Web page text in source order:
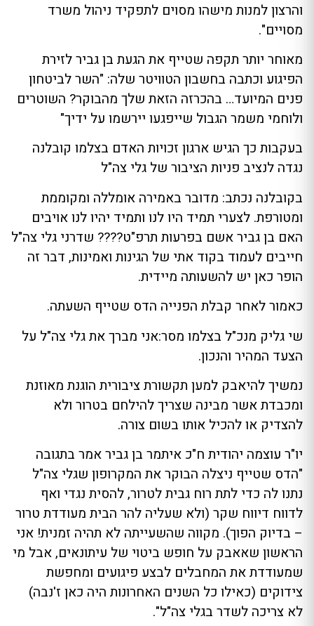
והרצון למנות מישהו מסוים לתפקיד ניהול משרד
מסויים".
מאוחר יותר תקפה שטייף את הגעת בן גביר לזירת
הפיגוע וכתבה בחשבון הטוויטר שלה: "השר לביטחון
פנים המיועד… בהכרזה הזאת שלך מהבוקר? השוטרים
ולוחמי משמר הגבול שייפגעו יירשמו על ידיך"
בעקבות כך הגיש ארגון זכויות האדם בצלמו קובלנה
נגדה לנציב פניות הציבור של גלי צה"ל
בקובלנה נכתב: מדובר באמירה אומללה ומקוממת
ומטורפת. לצערי תמיד היו לנו ותמיד יהיו לנו אויבים
האם בן גביר אשם בפרעות תרפ"ט???? שדרני גלי צה"ל
חייבים לעמוד בקוד אתי של הגינות ואמינות, דבר זה
הופר כאן יש להשעותה מיידית.
כאמור לאחר קבלת הפנייה הדס שטייף השעתה.
שי גליק מנכ"ל בצלמו מסר:אני מברך את גלי צה"ל על
הצעד המהיר והנכון.
נמשיך להיאבק למען תקשורת ציבורית הוגנת מאוזנת
ומכבדת אשר מבינה שצריך להילחם בטרור ולא
להצדיק או להכיל אותו בשום צורה.
יו"ר עוצמה יהודית ח"כ איתמר בן גביר אמר בתגובה
"הדס שטייף ניצלה הבוקר את המקרופון שגלי צה"ל
נתנו לה כדי לתת רוח גבית לטרור, להסית נגדי ואף
לדווח דיווח שקר (ולא שעליה להר הבית מעודדת טרור
– בדיוק הפוך). מקווה שהשעייתה לא תהיה זמנית! אני
הראשון שאאבק על חופש ביטוי של עיתונאים, אבל מי
שמעודדת את המחבלים לבצע פיגועים ומחפשת
צידוקים (כאילו כל השנים האחרונות היה כאן ז'נבה)
לא צריכה לשדר בגלי צה"ל".